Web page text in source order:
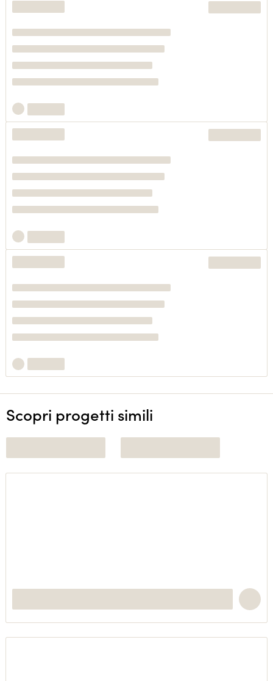
Scopri progetti simili